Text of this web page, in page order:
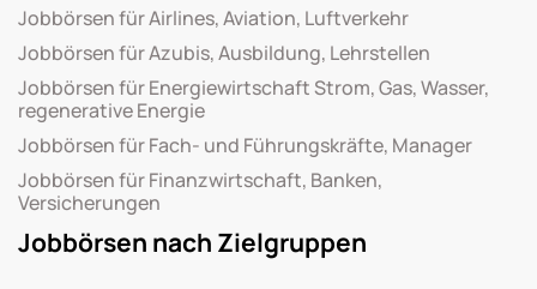
Jobbörsen für Airlines, Aviation, Luftverkehr
Jobbörsen für Azubis, Ausbildung, Lehrstellen
Jobbörsen für Energiewirtschaft Strom, Gas, Wasser,
regenerative Energie
Jobbörsen für Fach- und Führungskräfte, Manager
Jobbörsen für Finanzwirtschaft, Banken,
Versicherungen
Jobbörsen nach Zielgruppen